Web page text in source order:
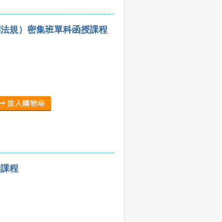
規）密集班單科函授課程
程